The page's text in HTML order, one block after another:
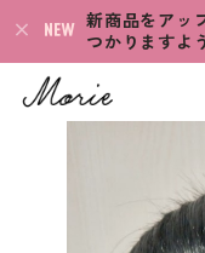
新商品をアッ
つかりますよ